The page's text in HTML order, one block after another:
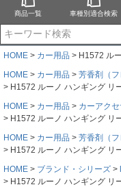
商品一覧 車種別適合検索
HOME カー用品
H1572 ル
HOME
カー用品 芳香剤（フ
H1572 ルーノ ハンギング リ
HOME
カー用品 カーアク
H1572 ルーノ ハンギング リ
HOME
カー用品 芳香剤（フ
H1572 ルーノ ハンギング リ
HOME
ブランド・シリーズ
H1572 ルーノ ハンギング リ